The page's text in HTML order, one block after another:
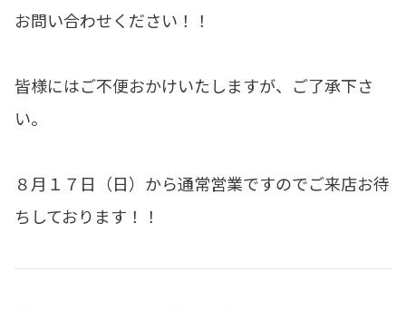
お問い合わせください！！
皆様にはご不便おかけいたしますが、ご了承下さ
い。
８月１７日（日）から通常営業ですのでご来店お待
ちしております！！